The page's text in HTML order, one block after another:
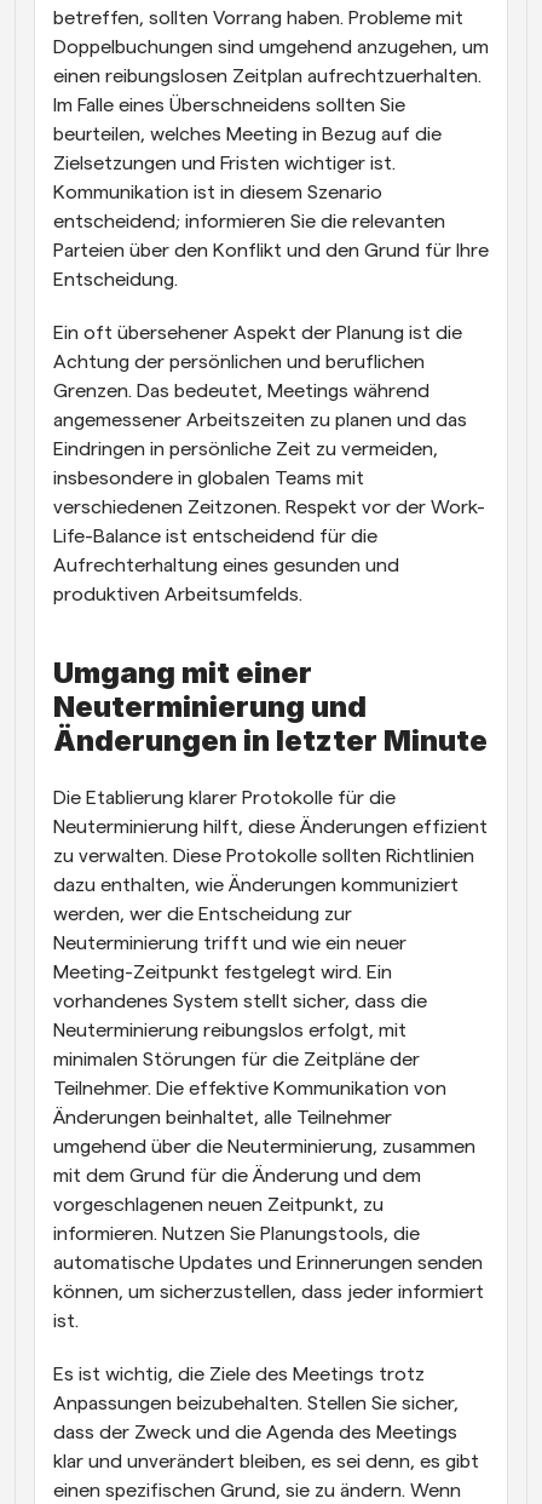
betreffen, sollten Vorrang haben. Probleme mit
Doppelbuchungen sind umgehend anzugehen, um
einen reibungslosen Zeitplan aufrechtzuerhalten.
Im Falle eines Überschneidens sollten Sie
beurteilen, welches Meeting in Bezug auf die
Zielsetzungen und Fristen wichtiger ist.
Kommunikation ist in diesem Szenario
entscheidend; informieren Sie die relevanten
Parteien über den Konflikt und den Grund für Ihre
Entscheidung.
Ein oft übersehener Aspekt der Planung ist die
Achtung der persönlichen und beruflichen
Grenzen. Das bedeutet, Meetings während
angemessener Arbeitszeiten zu planen und das
Eindringen in persönliche Zeit zu vermeiden,
insbesondere in globalen Teams mit
verschiedenen Zeitzonen. Respekt vor der Work-
Life-Balance ist entscheidend für die
Aufrechterhaltung eines gesunden und
produktiven Arbeitsumfelds.
Umgang mit einer
Neuterminierung und
Änderungen in letzter Minute
Die Etablierung klarer Protokolle für die
Neuterminierung hilft, diese Änderungen effizient
zu verwalten. Diese Protokolle sollten Richtlinien
dazu enthalten, wie Änderungen kommuniziert
werden, wer die Entscheidung zur
Neuterminierung trifft und wie ein neuer
Meeting-Zeitpunkt festgelegt wird. Ein
vorhandenes System stellt sicher, dass die
Neuterminierung reibungslos erfolgt, mit
minimalen Störungen für die Zeitpläne der
Teilnehmer. Die effektive Kommunikation von
Änderungen beinhaltet, alle Teilnehmer
umgehend über die Neuterminierung, zusammen
mit dem Grund für die Änderung und dem
vorgeschlagenen neuen Zeitpunkt, zu
informieren. Nutzen Sie Planungstools, die
automatische Updates und Erinnerungen senden
können, um sicherzustellen, dass jeder informiert
ist.
Es ist wichtig, die Ziele des Meetings trotz
Anpassungen beizubehalten. Stellen Sie sicher,
dass der Zweck und die Agenda des Meetings
klar und unverändert bleiben, es sei denn, es gibt
einen spezifischen Grund, sie zu ändern. Wenn